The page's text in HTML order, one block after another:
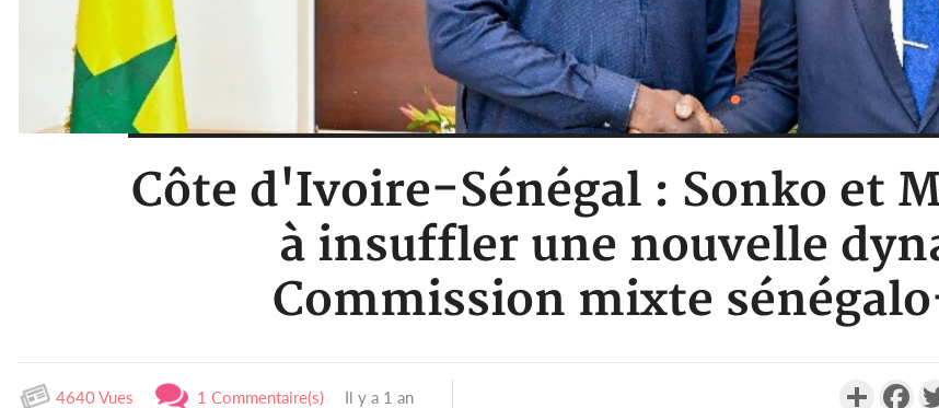
Côte d'Ivoire-Sénégal : Sonko et
à insuffler une nouvelle
Commission mixte
4640 Vues 1 Commentaire(s) Il y a 1 an Partager